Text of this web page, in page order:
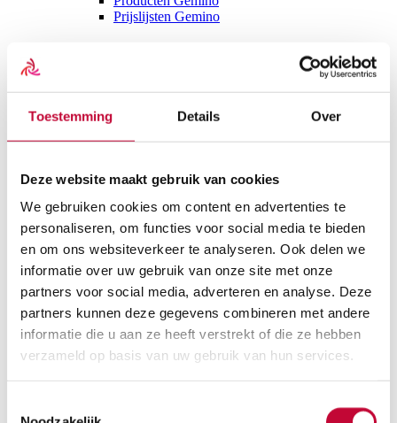
Toestemming Details Over
Deze website maakt gebruik van cookies
We gebruiken cookies om content en advertenties te
personaliseren, om functies voor social media te bieden
en om ons websiteverkeer te analyseren. Ook delen we
informatie over uw gebruik van onze site met onze
partners voor social media, adverteren en analyse. Deze
partners kunnen deze gegevens combineren met andere
informatie die u aan ze heeft verstrekt of die ze hebben
verzameld op basis van uw gebruik van hun services.
Prijslijsten Gemino
Overzicht
Scootmobielen
Alle scootmobielen
Vaste Scootmobielen
Gebruikte scootmobielen
Scootmobiel huren
Scootmobiel accessoires
Alle scootmobiel accessoires
Beschermhoezen
Schootkleden
Scootmobiel tassen
Scootmobiel onderdelen
Alle scootmobiel onderdelen
Accu’s
Acculaders
Buitenbanden
Binnenbanden
Koolborstels